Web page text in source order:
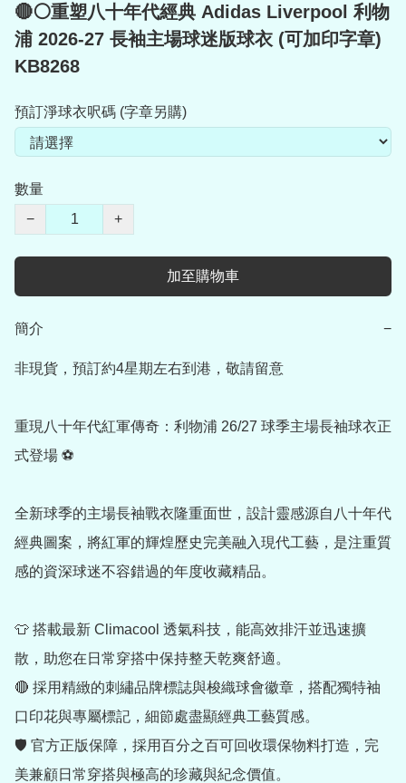
🔴⚪重塑八十年代經典 Adidas Liverpool 利物
浦 2026-27 長袖主場球迷版球衣 (可加印字章)
KB8268
預訂淨球衣呎碼 (字章另購)
數量
−
+
加至購物車
簡介 −
非現貨，預訂約4星期左右到港，敬請留意
重現八十年代紅軍傳奇：利物浦 26/27 球季主場長袖球衣正
式登場 ⚽
全新球季的主場長袖戰衣隆重面世，設計靈感源自八十年代
經典圖案，將紅軍的輝煌歷史完美融入現代工藝，是注重質
感的資深球迷不容錯過的年度收藏精品。
👕 搭載最新 Climacool 透氣科技，能高效排汗並迅速擴
散，助您在日常穿搭中保持整天乾爽舒適。
🔴 採用精緻的刺繡品牌標誌與梭織球會徽章，搭配獨特袖
口印花與專屬標記，細節處盡顯經典工藝質感。
🛡️ 官方正版保障，採用百分之百可回收環保物料打造，完
美兼顧日常穿搭與極高的珍藏與紀念價值。